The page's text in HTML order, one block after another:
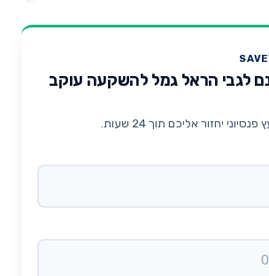
לגבי הראל גמל להשקעה עוקב
יחזור אליכם תוך 24 שעות.